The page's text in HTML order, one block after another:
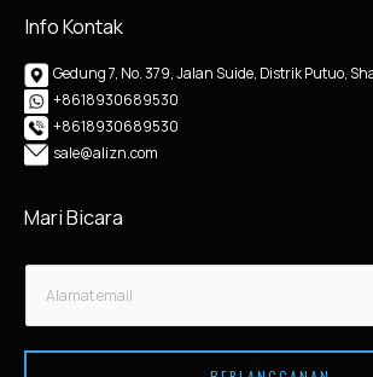
Info Kontak
Gedung 7, No. 379, Jalan Suide, Distrik Putuo,
+8618930689530
+8618930689530
sale@alizn.com
Mari Bicara
E
a
i